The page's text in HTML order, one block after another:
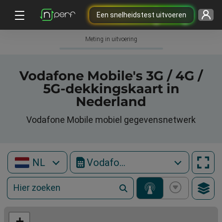
Een snelheidstest uitvoeren
Meting in uitvoering
Vodafone Mobile's 3G / 4G /
5G-dekkingskaart in
Nederland
Vodafone Mobile mobiel gegevensnetwerk
NL Vodafone Mobile